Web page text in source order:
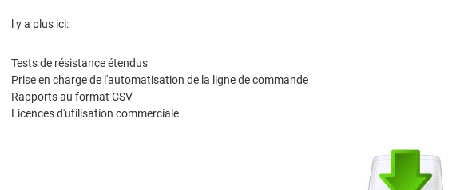
l y a plus ici:
Tests de résistance étendus
Prise en charge de l'automatisation de la ligne de commande
Rapports au format CSV
Licences d'utilisation commerciale